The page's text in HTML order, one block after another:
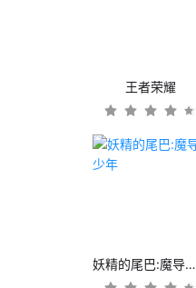
王者荣耀
妖精的尾巴:魔导少年